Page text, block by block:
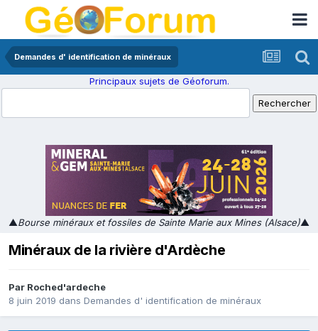
Demandes d' identification de minéraux
Principaux sujets de Géoforum.
▲Bourse minéraux et fossiles de Sainte Marie aux Mines (Alsace)▲
Minéraux de la rivière d'Ardèche
Par Roched'ardeche
8 juin 2019 dans Demandes d' identification de minéraux